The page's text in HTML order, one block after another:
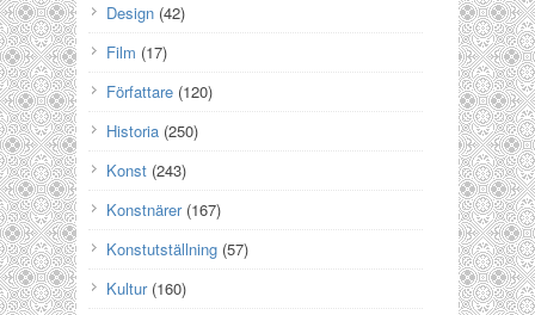
Design (42)
Film (17)
Författare (120)
Historia (250)
Konst (243)
Konstnärer(167)
Konstutställning (57)
Kultur(160)